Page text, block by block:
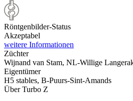
Röntgenbilder-Status
Akzeptabel
weitere Informationen
Züchter
Wijnand van Stam, NL-Willige
Eigentümer
H5 stables, B-Puurs-Sint-Amands
Über Turbo Z